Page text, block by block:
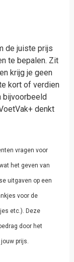
de juiste prijs
te bepalen. Zit
krijg je geen
kort of verdien
bijvoorbeeld
denkt
vragen voor
het geven van
uitgaven op een
voor de
etc.). Deze
door het
prijs.